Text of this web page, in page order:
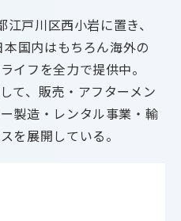
戸川区西小岩に置き、
国内はもちろん海外の
イフを全力で提供中。
て、販売・アフターメン
製造・レンタル事業・輸
を展開している。